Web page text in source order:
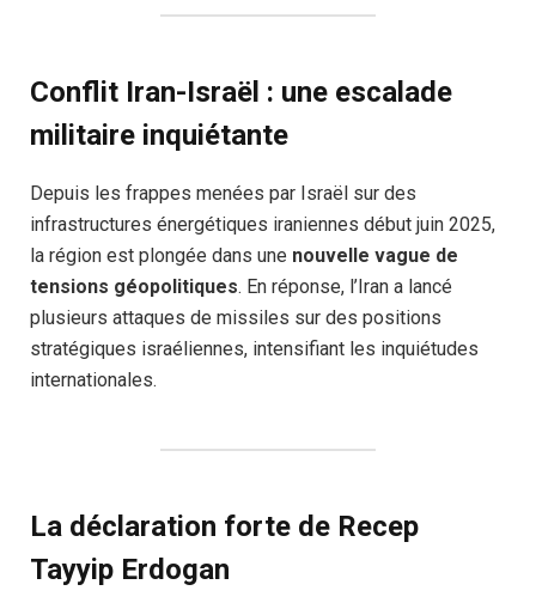
Conflit Iran-Israël : une escalade
militaire inquiétante
Depuis les frappes menées par Israël sur des
infrastructures énergétiques iraniennes début juin 2025,
la région est plongée dans une nouvelle vague de
tensions géopolitiques. En réponse, l’Iran a lancé
plusieurs attaques de missiles sur des positions
stratégiques israéliennes, intensifiant les inquiétudes
internationales.
La déclaration forte de Recep
Tayyip Erdogan